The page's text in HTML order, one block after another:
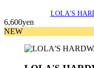
LOLA'S
6,600yen
NEW